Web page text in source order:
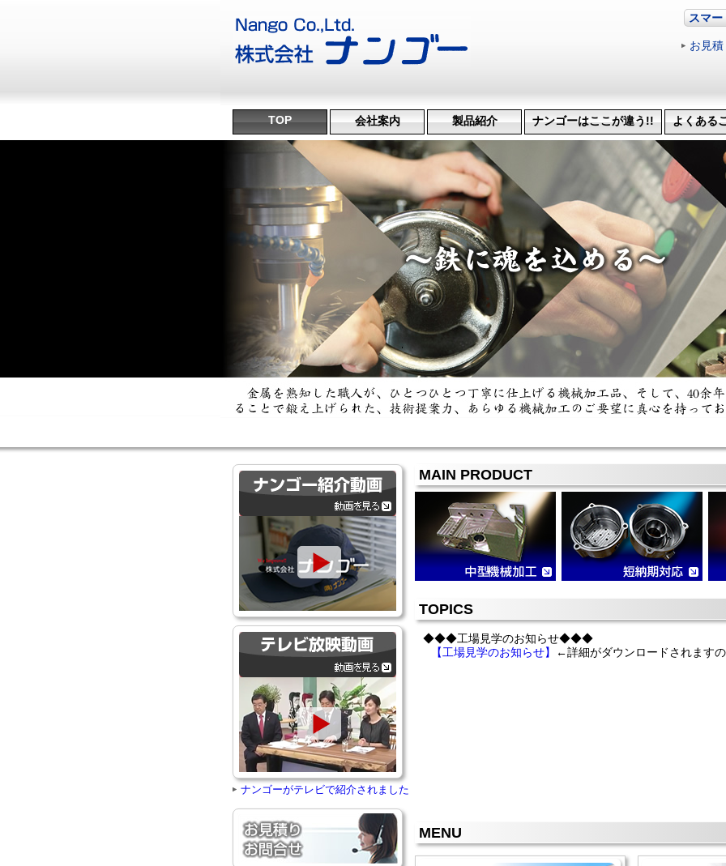
スマ
お見
TOP
会社案内
ミッション
会社概要
機械設備
沿革・受賞歴
製品紹介
機械加工
治具･省力化機械
試作・開発
特許技術
ナンゴーはここが違う!!
よくある
MAIN PRODUCT
TOPICS
◆◆◆工場見学のお知らせ◆◆◆
【工場見学のお知らせ】
←詳細がダウンロードされます
MENU
ナンゴーがテレビで紹介されました